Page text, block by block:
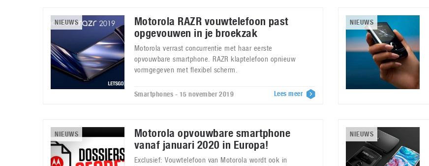
NIEUWS
Motorola RAZR vouwtelefoon past
opgevouwen in je broekzak
Motorola verrast concurrentie met haar eerste
opvouwbare smartphone. RAZR klaptelefoon opnieuw
vormgegeven met flexibel scherm.
Smartphones - 15 november 2019 Lees meer
NIEUWS
NIEUWS
Motorola opvouwbare smartphone
vanaf januari 2020 in Europa!
Exclusief: Vouwtelefoon van Motorola wordt ook in
NIEUWS